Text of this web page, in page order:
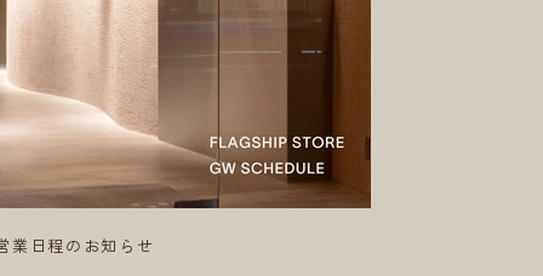
業日程のお知らせ